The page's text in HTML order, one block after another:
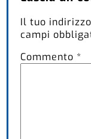
Il tuo
campi
Commento *